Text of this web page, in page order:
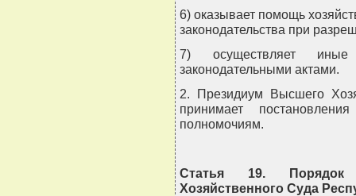
6) оказывает помощь
законодательства при
7) осуществляет
законодательными актами.
2. Президиум Высшего
принимает
полномочиям.
Статья 19. Порядок
Хозяйственного Суда